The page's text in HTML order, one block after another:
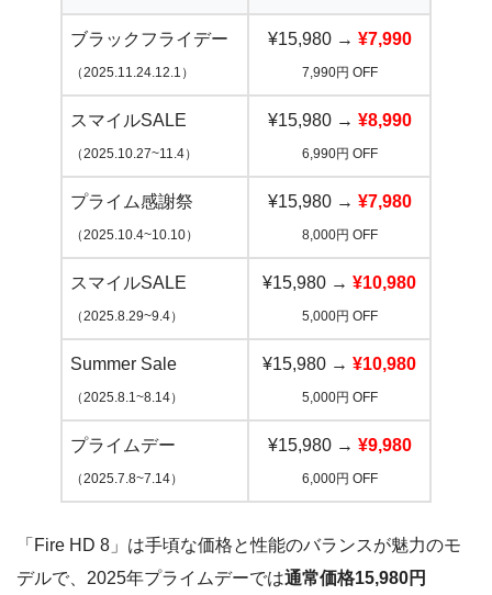
ブラックフライデー
（2025.11.24.12.1）
¥15,980 → ¥7,990
7,990円 OFF
スマイルSALE
（2025.10.27~11.4）
¥15,980 → ¥8,990
6,990円 OFF
プライム感謝祭
（2025.10.4~10.10）
¥15,980 → ¥7,980
8,000円 OFF
スマイルSALE
（2025.8.29~9.4）
¥15,980 → ¥10,980
5,000円 OFF
Summer Sale
（2025.8.1~8.14）
¥15,980 → ¥10,980
5,000円 OFF
プライムデー
（2025.7.8~7.14）
¥15,980 → ¥9,980
6,000円 OFF
「Fire HD 8」は手頃な価格と性能のバランスが魅力のモ
デルで、2025年プライムデーでは通常価格15,980円